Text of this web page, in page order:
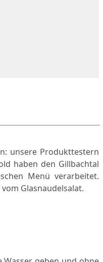
unsere Produkttestern
haben den Gillbachtal
Menü verarbeitet.
Glasnaudelsalat.